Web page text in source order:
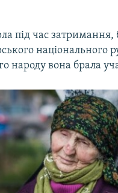
під час затримання,
національного
народу вона брала